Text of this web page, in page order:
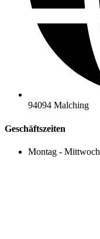
94094 Malching
Geschäftszeiten
Montag - Mittwoch